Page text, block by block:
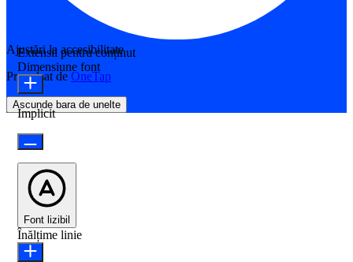
Ajustări la accesibilitate
Propulsat de OneTap
Ascunde bara de unelte
Extensii pentru conținut
Dimensiune font
Implicit
Font lizibil
Înălțime linie